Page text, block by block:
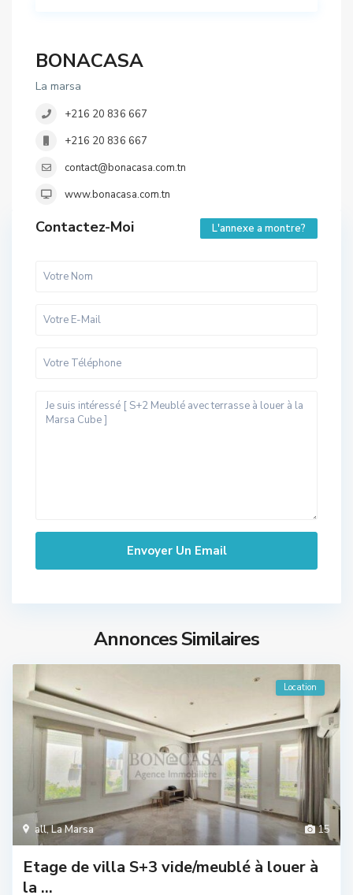
BONACASA
La marsa
+216 20 836 667
+216 20 836 667
contact@bonacasa.com.tn
www.bonacasa.com.tn
Contactez-Moi L'annexe a montre?
Annonces Similaires
15
all,La Marsa
Location
Etage de villa S+3 vide/meublé à louer à
la ...